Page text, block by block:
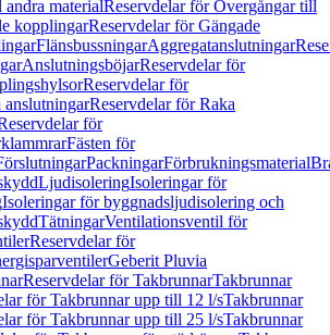
materialReservdelar för Övergångar till
kopplingarReservdelar för Gängade
FlänsbussningarAggregatanslutningar
AnslutningsböjarReservdelar för
Reservdelar för
anslutningarReservdelar för Raka
för
Fästen för
PackningarFörbrukningsmaterial
LjudisoleringIsoleringar för
Isoleringar för byggnadsljudisolering och
TätningarVentilationsventil för
Reservdelar för
Geberit Pluvia
Reservdelar för TakbrunnarTakbrunnar
för Takbrunnar upp till 12 l/sTakbrunnar
för Takbrunnar upp till 25 l/sTakbrunnar